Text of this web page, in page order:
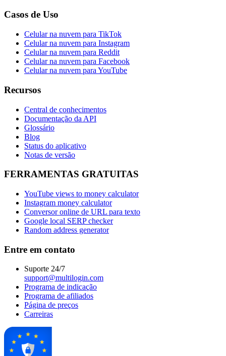
Casos de Uso
Celular na nuvem para TikTok
Celular na nuvem para Instagram
Celular na nuvem para Reddit
Celular na nuvem para Facebook
Celular na nuvem para YouTube
Recursos
Central de conhecimentos
Documentação da API
Glossário
Blog
Status do aplicativo
Notas de versão
FERRAMENTAS GRATUITAS
YouTube views to money calculator
Instagram money calculator
Conversor online de URL para texto
Google local SERP checker
Random address generator
Entre em contato
Suporte 24/7
support@multilogin.com
Programa de indicação
Programa de afiliados
Página de preços
Carreiras